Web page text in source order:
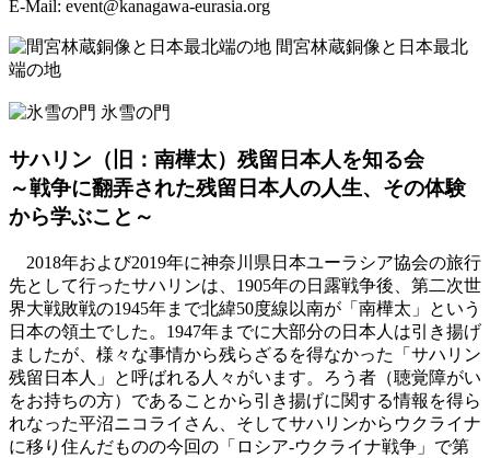
E-Mail: event@kanagawa-eurasia.org
間宮林蔵銅像と日本最北
端の地
氷雪の門
サハリン（旧：南樺太）残留日本人を知る会
～戦争に翻弄された残留日本人の人生、その体験
から学ぶこと～
2018年および2019年に神奈川県日本ユーラシア協会の旅行
先として行ったサハリンは、1905年の日露戦争後、第二次世
界大戦敗戦の1945年まで北緯50度線以南が「南樺太」という
日本の領土でした。1947年までに大部分の日本人は引き揚げ
ましたが、様々な事情から残らざるを得なかった「サハリン
残留日本人」と呼ばれる人々がいます。ろう者（聴覚障がい
をお持ちの方）であることから引き揚げに関する情報を得ら
れなった平沼ニコライさん、そしてサハリンからウクライナ
に移り住んだものの今回の「ロシア-ウクライナ戦争」で第